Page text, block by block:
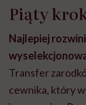
Piąty
Najlepiej
Transfer
cewnika, który